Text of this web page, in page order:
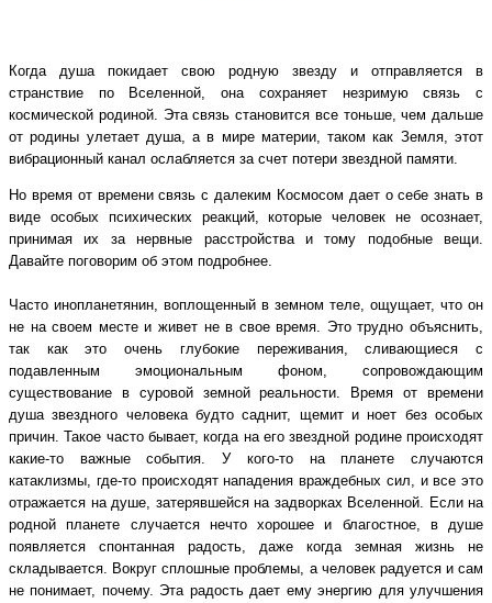
Когда душа покидает свою родную звезду и отправляется в
странствие по Вселенной, она сохраняет незримую связь с
космической родиной. Эта связь становится все тоньше, чем дальше
от родины улетает душа, а в мире материи, таком как Земля, этот
вибрационный канал ослабляется за счет потери звездной памяти.
Но время от времени связь с далеким Космосом дает о себе знать в
виде особых психических реакций, которые человек не осознает,
принимая их за нервные расстройства и тому подобные вещи.
Давайте поговорим об этом подробнее.
Часто инопланетянин, воплощенный в земном теле, ощущает, что он
не на своем месте и живет не в свое время. Это трудно объяснить,
так как это очень глубокие переживания, сливающиеся с
подавленным эмоциональным фоном, сопровождающим
существование в суровой земной реальности. Время от времени
душа звездного человека будто саднит, щемит и ноет без особых
причин. Такое часто бывает, когда на его звездной родине происходят
какие-то важные события. У кого-то на планете случаются
катаклизмы, где-то происходят нападения враждебных сил, и все это
отражается на душе, затерявшейся на задворках Вселенной. Если на
родной планете случается нечто хорошее и благостное, в душе
появляется спонтанная радость, даже когда земная жизнь не
складывается. Вокруг сплошные проблемы, а человек радуется и сам
не понимает, почему. Эта радость дает ему энергию для улучшения